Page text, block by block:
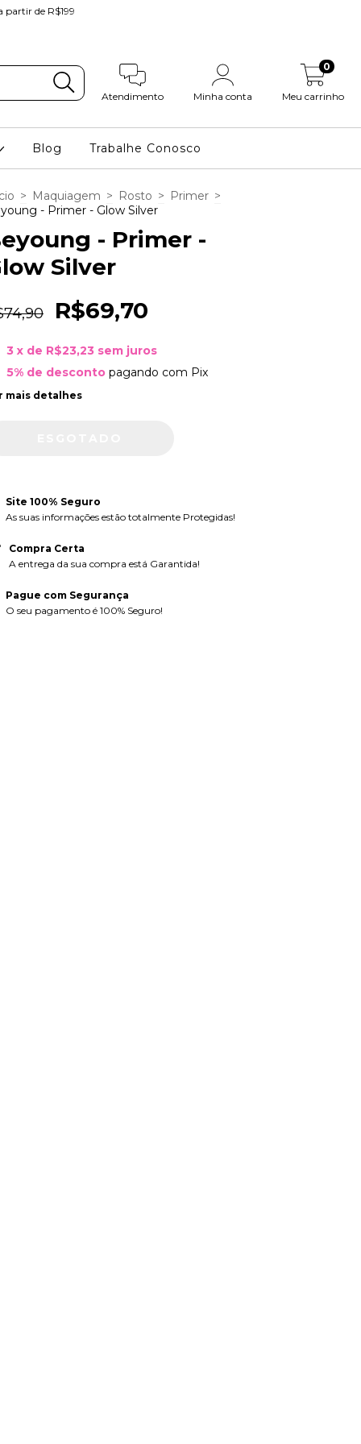
partir de R$199
Atendimento Minha conta Meu carrinho
0
Blog Trabalhe Conosco
> Maquiagem > Rosto > Primer >
- Primer - Glow Silver
- Primer -
Silver
R$69,70
3 x de R$23,23 sem juros
5% de descontopagando com Pix
mais detalhes
Site 100% Seguro
As suas informações estão totalmente Protegidas!
Compra Certa
A entrega da sua compra está Garantida!
Pague com Segurança
O seu pagamento é 100% Seguro!